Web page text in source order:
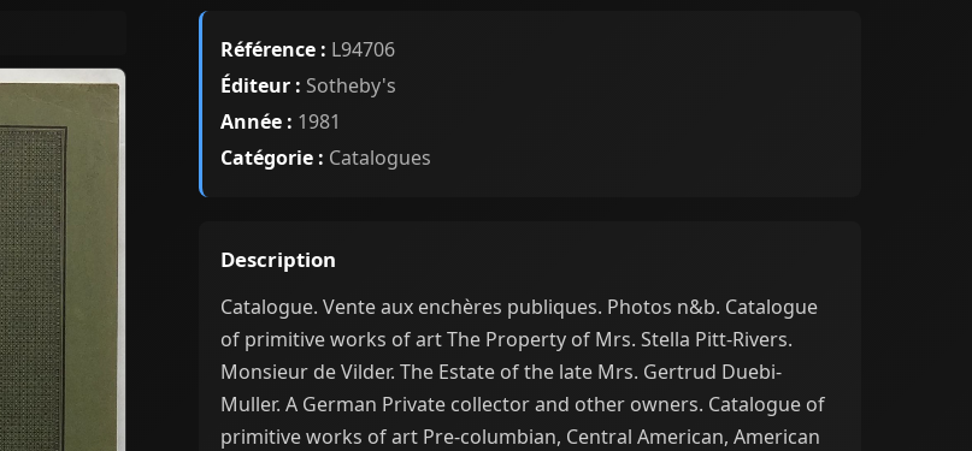
Référence : L94706
Éditeur : Sotheby's
Année : 1981
Catégorie : Catalogues
Description
Catalogue. Vente aux enchères publiques. Photos n&b. Catalogue
of primitive works of art The Property of Mrs. Stella Pitt-Rivers.
Monsieur de Vilder. The Estate of the late Mrs. Gertrud Duebi-
Muller. A German Private collector and other owners. Catalogue of
primitive works of art Pre-columbian, Central American, American